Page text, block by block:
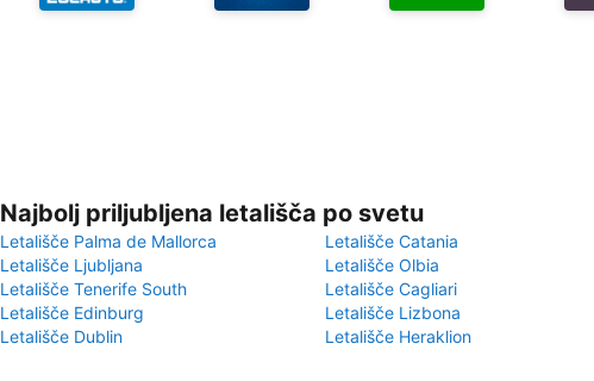
Najbolj priljubljena letališča po svetu
Letališče Palma de Mallorca
Letališče Catania
Letališče Ljubljana
Letališče Olbia
Letališče Tenerife South
Letališče Cagliari
Letališče Edinburg
Letališče Lizbona
Letališče Dublin
Letališče Heraklion